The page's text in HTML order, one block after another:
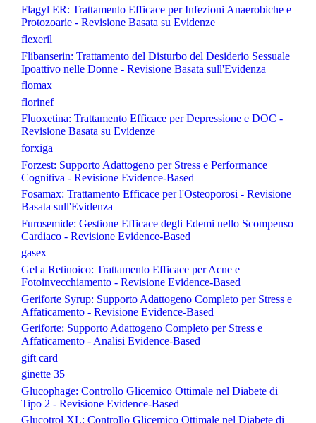
Flagyl ER: Trattamento Efficace per Infezioni Anaerobiche e
Protozoarie - Revisione Basata su Evidenze
flexeril
Flibanserin: Trattamento del Disturbo del Desiderio Sessuale
Ipoattivo nelle Donne - Revisione Basata sull'Evidenza
flomax
florinef
Fluoxetina: Trattamento Efficace per Depressione e DOC -
Revisione Basata su Evidenze
forxiga
Forzest: Supporto Adattogeno per Stress e Performance
Cognitiva - Revisione Evidence-Based
Fosamax: Trattamento Efficace per l'Osteoporosi - Revisione
Basata sull'Evidenza
Furosemide: Gestione Efficace degli Edemi nello Scompenso
Cardiaco - Revisione Evidence-Based
gasex
Gel a Retinoico: Trattamento Efficace per Acne e
Fotoinvecchiamento - Revisione Evidence-Based
Geriforte Syrup: Supporto Adattogeno Completo per Stress e
Affaticamento - Revisione Evidence-Based
Geriforte: Supporto Adattogeno Completo per Stress e
Affaticamento - Analisi Evidence-Based
gift card
ginette 35
Glucophage: Controllo Glicemico Ottimale nel Diabete di
Tipo 2 - Revisione Evidence-Based
Glucotrol XL: Controllo Glicemico Ottimale nel Diabete di